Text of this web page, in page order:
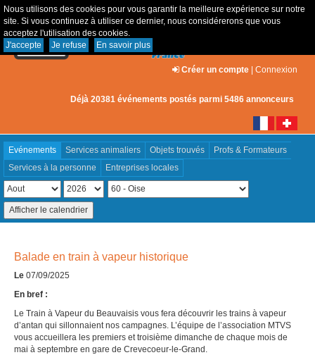
Nous utilisons des cookies pour vous garantir la meilleure expérience sur notre
site. Si vous continuez à utiliser ce dernier, nous considérerons que vous
acceptez l'utilisation des cookies.
J'accepte
Je refuse En savoir plus
Créer un compte | Connexion
Déjà 20381 événements postés parmi 5486 annonceurs
Evénements Services animaliers Objets trouvés
Profs & Formateurs
Services à la personne
Entreprises locales
Balade en train à vapeur historique
Le 07/09/2025
En bref :
Le Train à Vapeur du Beauvaisis vous fera découvrir les trains à vapeur
d’antan qui sillonnaient nos campagnes. L’équipe de l’association MTVS
vous accueillera les premiers et troisième dimanche de chaque mois de
mai à septembre en gare de Crevecoeur-le-Grand.